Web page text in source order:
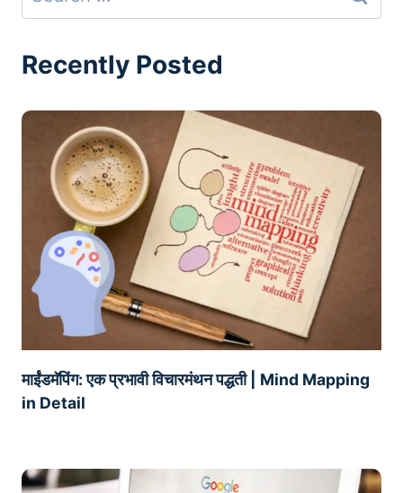
for:
Recently Posted
माईंडमॅपिंग: एक प्रभावी विचारमंथन पद्धती | Mind Mapping
in Detail